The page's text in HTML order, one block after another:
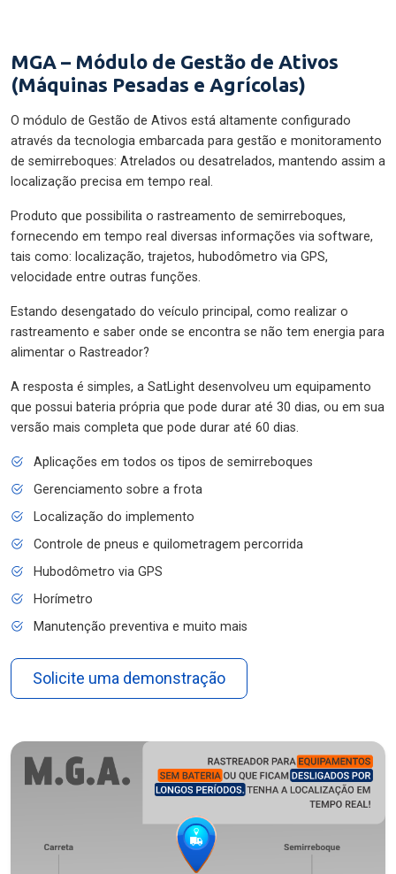
MGA – Módulo de Gestão de Ativos
(Máquinas Pesadas e Agrícolas)
O módulo de Gestão de Ativos está altamente configurado
através da tecnologia embarcada para gestão e monitoramento
de semirreboques: Atrelados ou desatrelados, mantendo assim a
localização precisa em tempo real.
Produto que possibilita o rastreamento de semirreboques,
fornecendo em tempo real diversas informações via software,
tais como: localização, trajetos, hubodômetro via GPS,
velocidade entre outras funções.
Estando desengatado do veículo principal, como realizar o
rastreamento e saber onde se encontra se não tem energia para
alimentar o Rastreador?
A resposta é simples, a SatLight desenvolveu um equipamento
que possui bateria própria que pode durar até 30 dias, ou em sua
versão mais completa que pode durar até 60 dias.
Aplicações em todos os tipos de semirreboques
Gerenciamento sobre a frota
Localização do implemento
Controle de pneus e quilometragem percorrida
Hubodômetro via GPS
Horímetro
Manutenção preventiva e muito mais
Solicite uma demonstração